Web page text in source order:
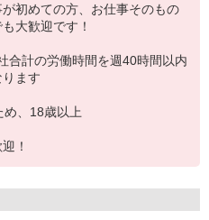
初めての方、お仕事そのもの
大歓迎です！
合計の労働時間を週40時間以内
ます
、18歳以上
！